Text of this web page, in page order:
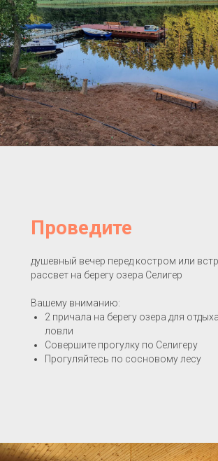
Проведите
душевный вечер перед костром или
рассвет на берегу озера Селигер
Вашему вниманию:
2 причала на берегу озера для
ловли
Совершите прогулку по Селигеру
Прогуляйтесь по сосновому лесу